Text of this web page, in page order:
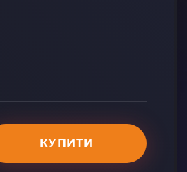
КУПИТИ